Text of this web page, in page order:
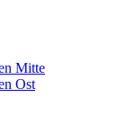
Mitte
Ost